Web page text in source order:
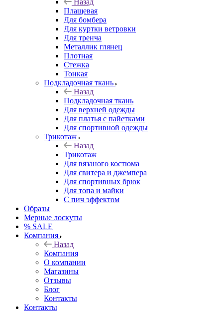
Назад
Плащевая
Для бомбера
Для куртки ветровки
Для тренча
Металлик глянец
Плотная
Стежка
Тонкая
Подкладочная ткань
Назад
Подкладочная ткань
Для верхней одежды
Для платья с пайетками
Для спортивной одежды
Трикотаж
Назад
Трикотаж
Для вязаного костюма
Для свитера и джемпера
Для спортивных брюк
Для топа и майки
С пич эффектом
Образы
Мерные лоскуты
% SALE
Компания
Назад
Компания
О компании
Магазины
Отзывы
Блог
Контакты
Контакты